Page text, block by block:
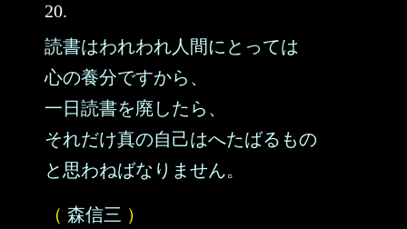
20.
読書はわれわれ人間にとっては
心の養分ですから、
一日読書を廃したら、
それだけ真の自己はへたばるもの
と思わねばなりません。
（ 森信三 ）